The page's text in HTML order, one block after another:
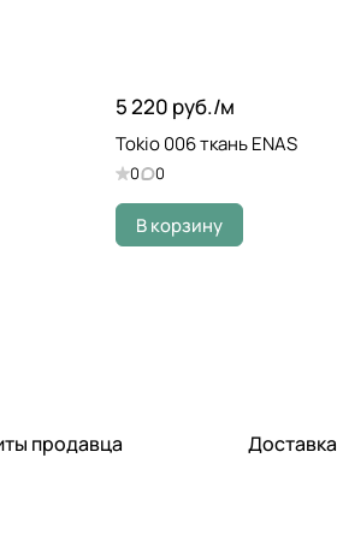
5 220 руб./м
Tokio 006 ткань ENAS
0 0
В корзину
продавца Доставка